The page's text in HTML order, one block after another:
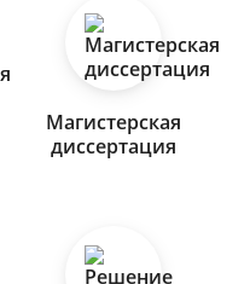
Магистерская
диссертация